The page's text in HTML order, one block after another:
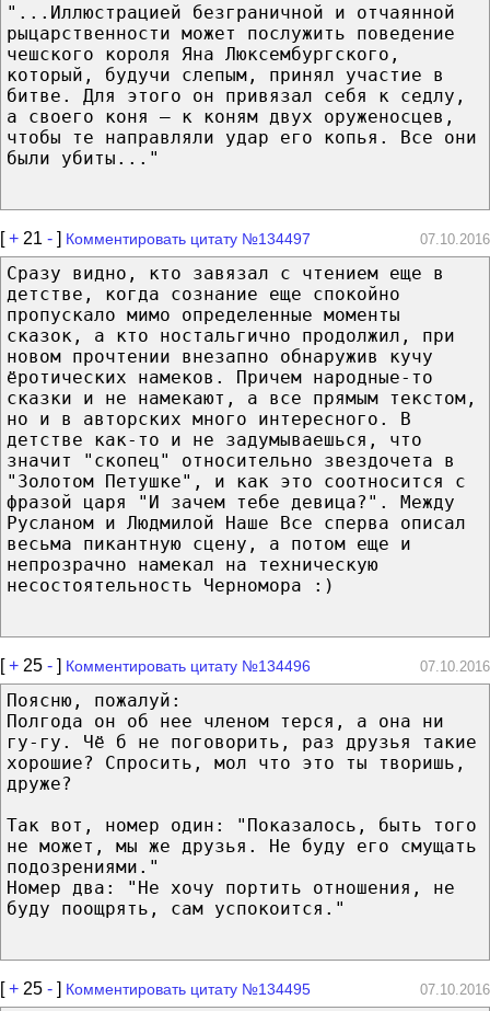
"...Иллюстрацией безграничной и отчаянной
рыцарственности может послужить поведение
чешского короля Яна Люксембургского,
который, будучи слепым, принял участие в
битве. Для этого он привязал себя к седлу,
а своего коня — к коням двух оруженосцев,
чтобы те направляли удар его копья. Все они
были убиты..."
[+ 21 - ] Комментировать цитату №134497 07.10.2016
Сразу видно, кто завязал с чтением еще в
детстве, когда сознание еще спокойно
пропускало мимо определенные моменты
сказок, а кто ностальгично продолжил, при
новом прочтении внезапно обнаружив кучу
ёротических намеков. Причем народные-то
сказки и не намекают, а все прямым текстом,
но и в авторских много интересного. В
детстве как-то и не задумываешься, что
значит "скопец" относительно звездочета в
"Золотом Петушке", и как это соотносится с
фразой царя "И зачем тебе девица?". Между
Русланом и Людмилой Наше Все сперва описал
весьма пикантную сцену, а потом еще и
непрозрачно намекал на техническую
несостоятельность Черномора :)
[+ 25 - ] Комментировать цитату №134496 07.10.2016
Поясню, пожалуй:
Полгода он об нее членом терся, а она ни
гу-гу. Чё б не поговорить, раз друзья такие
хорошие? Спросить, мол что это ты творишь,
друже?
Так вот, номер один: "Показалось, быть того
не может, мы же друзья. Не буду его смущать
подозрениями."
Номер два: "Не хочу портить отношения, не
буду поощрять, сам успокоится."
[+ 25 - ] Комментировать цитату №134495 07.10.2016